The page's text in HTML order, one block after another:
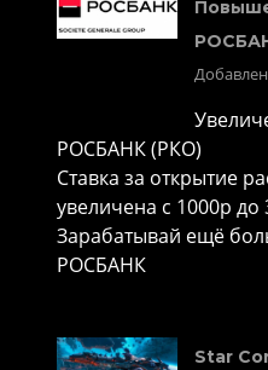
РОСБАНК (РКО)
Ставка за открытие
увеличена с 1000р до
Зарабатывай ещё
РОСБАНК
Star